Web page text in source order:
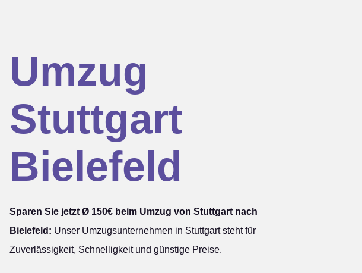
Umzug
Stuttgart
Bielefeld
Sparen Sie jetzt Ø 150€ beim Umzug von Stuttgart nach
Bielefeld: Unser Umzugsunternehmen in Stuttgart steht für
Zuverlässigkeit, Schnelligkeit und günstige Preise.